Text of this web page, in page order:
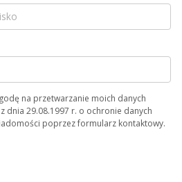
na przetwarzanie moich danych
dnia 29.08.1997 r. o ochronie danych
poprzez formularz kontaktowy.